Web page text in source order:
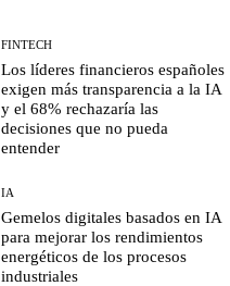
FINTECH
Los líderes financieros españoles
exigen más transparencia a la IA
y el 68% rechazaría las
decisiones que no pueda
entender
IA
Gemelos digitales basados en IA
para mejorar los rendimientos
energéticos de los procesos
industriales